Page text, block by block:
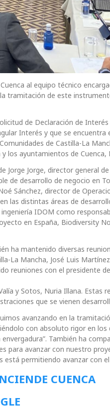
al equipo técnico
tramitación de este
de Declaración de Interés
Interés y que se encuentra
de Castilla-La
los ayuntamientos de Cuenca,
Jorge Jorge, director general
de desarrollo de negocio en
Sánchez, director de
las distintas áreas de
IDOM como
en España, Biodiversity
ha mantenido diversas
La Mancha, José Luis
reuniones con el presidente
y Sotos, Nuria Illana. Estas
que se vienen
avanzando en la
con absoluto rigor en
También ha
para avanzar con nuestro
permitiendo avanzar con el
CUENCA